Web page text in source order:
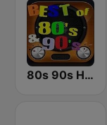
80s 90s Hits Radio